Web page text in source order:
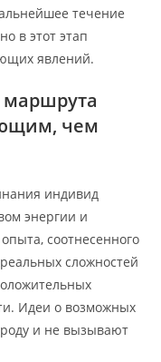
течение
в этот этап
явлений.
маршрута
чем
индивид
энергии и
соотнесенного
сложностей
Идеи о возможных
и не вызывают